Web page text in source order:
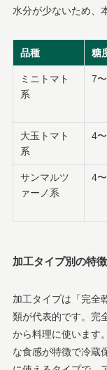
水分が少ないため、
品種 糖
ミニトマト
系
7
大玉トマト
系
4
サンマルツ
ァーノ系
4
加工タイプ別の特徴
加工タイプは「完全
類が代表的です。完
から料理に使います
な食感が特徴で冷蔵